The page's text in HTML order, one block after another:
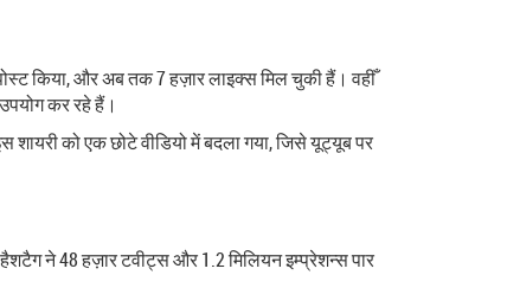
किया, और अब तक 7 हज़ार लाइक्स मिल चुकी हैं। वहीँ
कर रहे हैं।
को एक छोटे वीडियो में बदला गया, जिसे यूट्यूब पर
ने 48 हज़ार टवीट्स और 1.2 मिलियन इम्प्रेशन्स पार